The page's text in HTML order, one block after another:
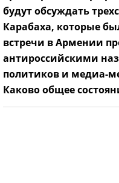
будут обсуждать
Карабаха, которые
встречи в Армении
антироссийскими
политиков и медиа-
Каково общее